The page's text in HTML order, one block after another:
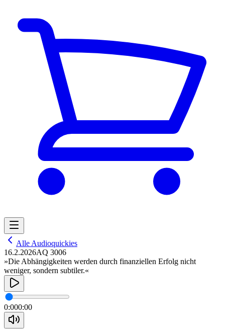
Alle Audioquickies
16.2.2026AQ 3006
»Die Abhängigkeiten werden durch finanziellen Erfolg nicht
weniger, sondern subtiler.«
0:000:00